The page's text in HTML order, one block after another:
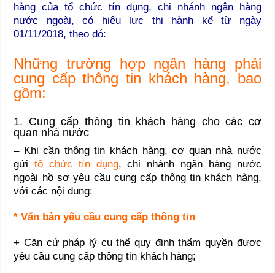
hàng của tổ chức tín dụng, chi nhánh ngân hàng
nước ngoài, có hiệu lực thi hành kể từ ngày
01/11/2018, theo đó:
Những trường hợp ngân hàng phải
cung cấp thông tin khách hàng, bao
gồm:
1. Cung cấp thông tin khách hàng cho các cơ
quan nhà nước
– Khi cần thông tin khách hàng, cơ quan nhà nước
gửi tổ chức tín dụng, chi nhánh ngân hàng nước
ngoài hồ sơ yêu cầu cung cấp thông tin khách hàng,
với các nội dung:
* Văn bản yêu cầu cung cấp thông tin
+ Căn cứ pháp lý cụ thể quy định thẩm quyền được
yêu cầu cung cấp thông tin khách hàng;